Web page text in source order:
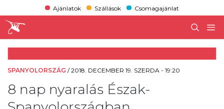
Ajánlatok Szállások Csomagajánlat
SPANYOLORSZÁG /2018. DECEMBER 19. SZERDA - 19:20
8 nap nyaralás Észak-